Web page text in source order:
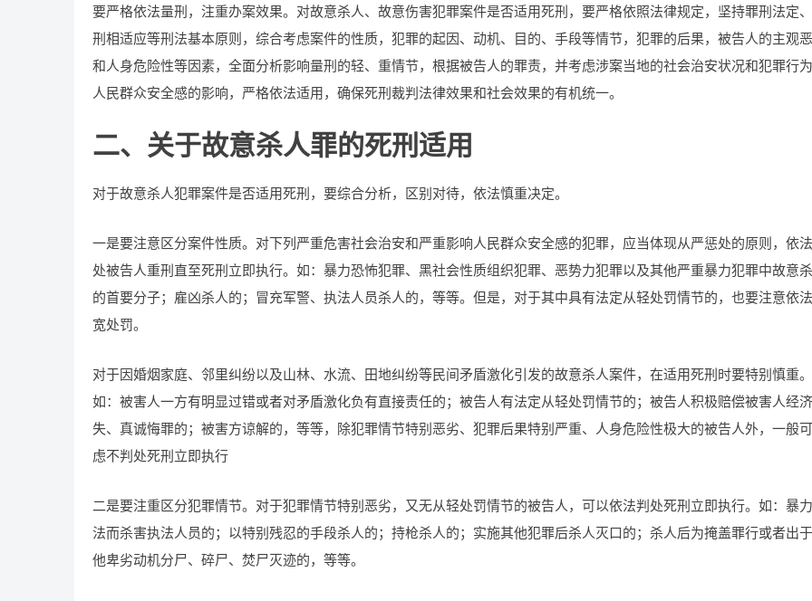
要严格依法量刑，注重办案效果。对故意杀人、故意伤害犯罪案件是否适用死刑，要严格依照法律规定，坚持罪刑法定
刑相适应等刑法基本原则，综合考虑案件的性质，犯罪的起因、动机、目的、手段等情节，犯罪的后果，被告人的主观
和人身危险性等因素，全面分析影响量刑的轻、重情节，根据被告人的罪责，并考虑涉案当地的社会治安状况和犯罪行
人民群众安全感的影响，严格依法适用，确保死刑裁判法律效果和社会效果的有机统一。
二、关于故意杀人罪的死刑适用
对于故意杀人犯罪案件是否适用死刑，要综合分析，区别对待，依法慎重决定。
一是要注意区分案件性质。对下列严重危害社会治安和严重影响人民群众安全感的犯罪，应当体现从严惩处的原则，依法
处被告人重刑直至死刑立即执行。如：暴力恐怖犯罪、黑社会性质组织犯罪、恶势力犯罪以及其他严重暴力犯罪中故意
的首要分子；雇凶杀人的；冒充军警、执法人员杀人的，等等。但是，对于其中具有法定从轻处罚情节的，也要注意依
宽处罚。
对于因婚烟家庭、邻里纠纷以及山林、水流、田地纠纷等民间矛盾激化引发的故意杀人案件，在适用死刑时要特别慎重。
如：被害人一方有明显过错或者对矛盾激化负有直接责任的；被告人有法定从轻处罚情节的；被告人积极赔偿被害人经
失、真诚悔罪的；被害方谅解的，等等，除犯罪情节特别恶劣、犯罪后果特别严重、人身危险性极大的被告人外，一般
虑不判处死刑立即执行
二是要注重区分犯罪情节。对于犯罪情节特别恶劣，又无从轻处罚情节的被告人，可以依法判处死刑立即执行。如：暴
法而杀害执法人员的；以特别残忍的手段杀人的；持枪杀人的；实施其他犯罪后杀人灭口的；杀人后为掩盖罪行或者出
他卑劣动机分尸、碎尸、焚尸灭迹的，等等。